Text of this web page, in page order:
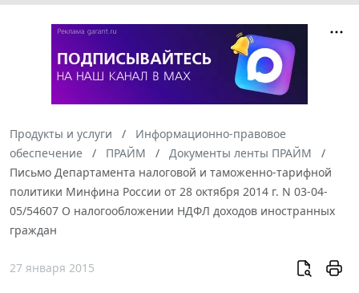
Продукты и услуги
Информационно-правовое
обеспечение
ПРАЙМ
Документы ленты ПРАЙМ
Письмо Департамента налоговой и таможенно-тарифной
политики Минфина России от 28 октября 2014 г. N 03-04-
05/54607 О налогообложении НДФЛ доходов иностранных
граждан
27 января 2015